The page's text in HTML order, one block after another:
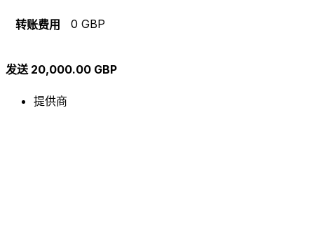
转账费用 0 GBP
发送 20,000.00 GBP
提供商